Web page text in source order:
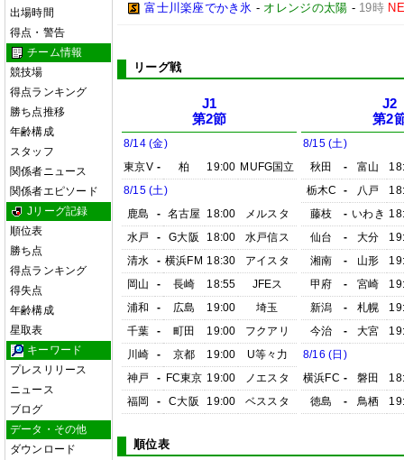
出場時間
得点・警告
チーム情報
競技場
得点ランキング
勝ち点推移
年齢構成
スタッフ
関係者ニュース
関係者エピソード
Jリーグ記録
順位表
勝ち点
得点ランキング
得失点
年齢構成
星取表
キーワード
プレスリリース
ニュース
ブログ
データ・その他
ダウンロード
富士川楽座でかき氷 - オレンジの太陽 - 19時
リーグ戦
J1
第2節
8/14 (金)
東京V - 柏 19:00 MUFG国立
8/15 (土)
鹿島
- 名古屋 18:00
メルスタ
水戸
- G大阪 18:00
水戸信ス
清水
- 横浜FM 18:30
アイスタ
岡山
- 長崎 18:55
JFEス
浦和
- 広島 19:00
埼玉
千葉
- 町田 19:00
フクアリ
川崎
- 京都 19:00
U等々力
神戸
- FC東京 19:00
ノエスタ
福岡
- C大阪 19:00 ベススタ
J2
第2
8/15 (土)
秋田
- 富山
栃木C
- 八戸
藤枝
- いわき
仙台
- 大分
湘南
- 山形
甲府
- 宮崎
新潟
- 札幌
今治
- 大宮
8/16 (日)
横浜FC - 磐田
徳島
- 鳥栖
順位表